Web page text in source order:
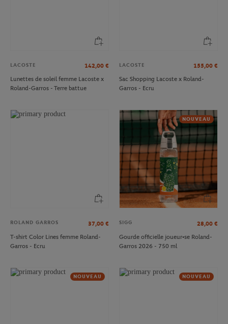
LACOSTE 142,00 €
Lunettes de soleil femme Lacoste x
Roland-Garros - Terre battue
LACOSTE 155,00 €
Sac Shopping Lacoste x Roland-
Garros - Ecru
ROLAND GARROS 37,00 €
T-shirt Color Lines femme Roland-
Garros - Ecru
NOUVEAU
SIGG 28,00 €
Gourde officielle joueur•se Roland-
Garros 2026 - 750 ml
NOUVEAU NOUVEAU